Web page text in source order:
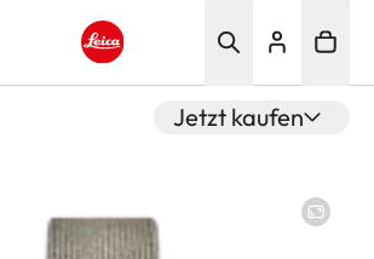
Jetzt kaufen